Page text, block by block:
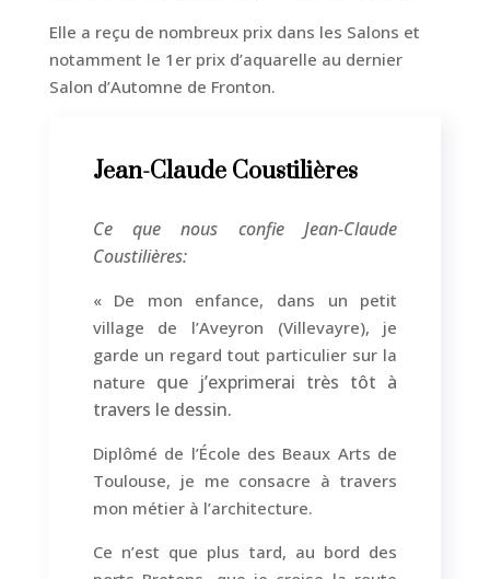
Elle a reçu de nombreux prix dans les Salons et
notamment le 1er prix d’aquarelle au dernier
Salon d’Automne de Fronton.
Jean-Claude Coustilières
Ce que nous confie Jean-Claude
Coustilières:
« De mon enfance, dans un petit
village de l’Aveyron (Villevayre), je
garde un regard tout particulier sur la
nature que j’exprimerai très tôt à
travers le dessin.
Diplômé de l’École des Beaux Arts de
Toulouse, je me consacre à travers
mon métier à l’architecture.
Ce n’est que plus tard, au bord des